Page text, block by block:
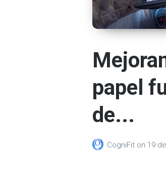
papel
de...
CogniFit on 19